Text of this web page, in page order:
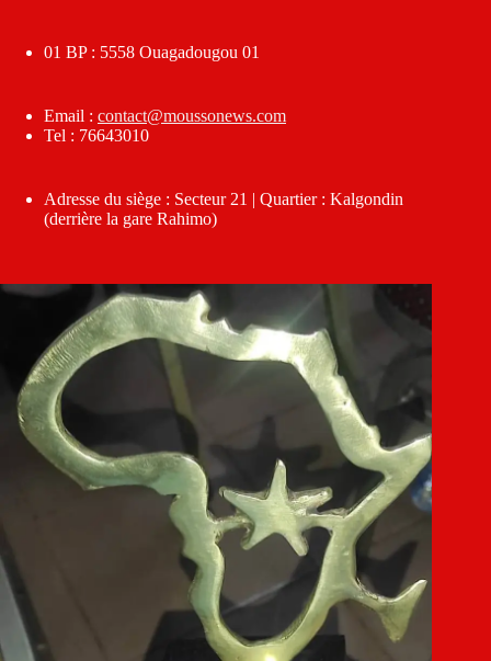
01 BP : 5558 Ouagadougou 01
Email : contact@moussonews.com
Tel : 76643010
Adresse du siège : Secteur 21 | Quartier : Kalgondin
(derrière la gare Rahimo)